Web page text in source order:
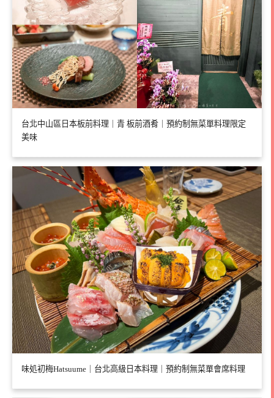
台北中山區日本板前料理｜青 板前酒肴｜預約制無菜單料理限定
美味
味処初梅Hatsuume｜台北高級日本料理｜預約制無菜單會席料理